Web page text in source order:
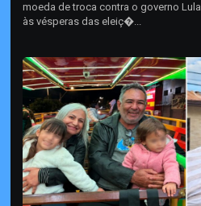
moeda de troca contra o governo
às vésperas das eleiç�...